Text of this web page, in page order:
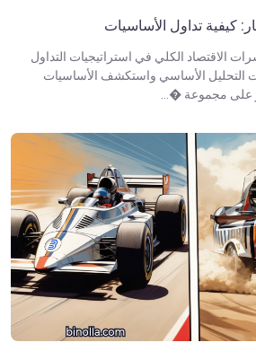
كيفية تداول الأساسيات
الاقتصاد الكلي في استراتيجيات التداول
التحليل الأساسي واستكشف الأساسيات
على مجموعة �...